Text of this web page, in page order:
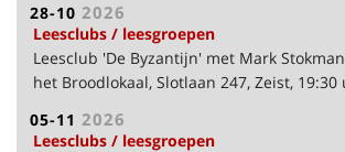
28-10 2026
Leesclubs / leesgroepen
Leesclub 'De Byzantijn' met Mark
het Broodlokaal, Slotlaan 247, Zeist, 19:30
05-11 2026
Leesclubs / leesgroepen